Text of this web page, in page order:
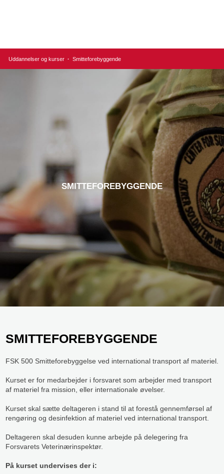
Uddannelser og kurser · Smitteforebyggende
SMITTEFOREBYGGENDE​
SMITTEFOREBYGGENDE​
FSK 500 Smitteforebyggelse ved international transport af materiel.
Kurset er for medarbejder i forsvaret som arbejder med transport
af materiel fra mission, eller internationale øvelser.
Kurset skal sætte deltageren i stand til at forestå gennemførsel af
rengøring og desinfektion af materiel ved international transport.
Deltageren skal desuden kunne arbejde på delegering fra
Forsvarets Veterinærinspektør.
På kurset undervises der i: